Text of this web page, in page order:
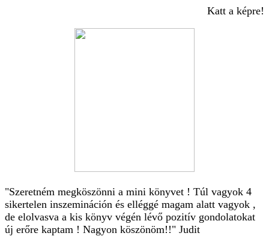
Katt a képre!
"Szeretném megköszönni a mini könyvet ! Túl vagyok 4
sikertelen inszemináción és elléggé magam alatt vagyok ,
de elolvasva a kis könyv végén lévő pozitív gondolatokat
új erőre kaptam ! Nagyon köszönöm!!" Judit